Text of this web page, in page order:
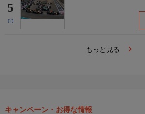
5
(2)
もっと見る
キャンペーン・お得な情報